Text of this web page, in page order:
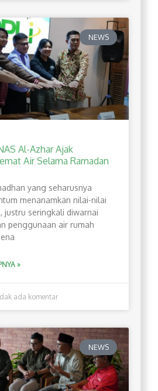
NEWS
Al-Azhar Ajak
Air Selama Ramadan
yang seharusnya
menanamkan nilai-nilai
justru seringkali diwarnai
penggunaan air rumah
»
ada komentar
NEWS